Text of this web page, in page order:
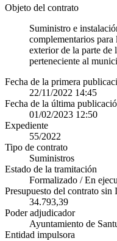
Objeto del contrato
Suministro e
complementarios
exterior de la parte de
perteneciente al
Fecha de la primera
22/11/2022 14:45
Fecha de la última
01/02/2023 12:50
Expediente
55/2022
Tipo de contrato
Suministros
Estado de la tramitación
Formalizado / En
Presupuesto del contrato sin
34.793,39
Poder adjudicador
Ayuntamiento de
Entidad impulsora